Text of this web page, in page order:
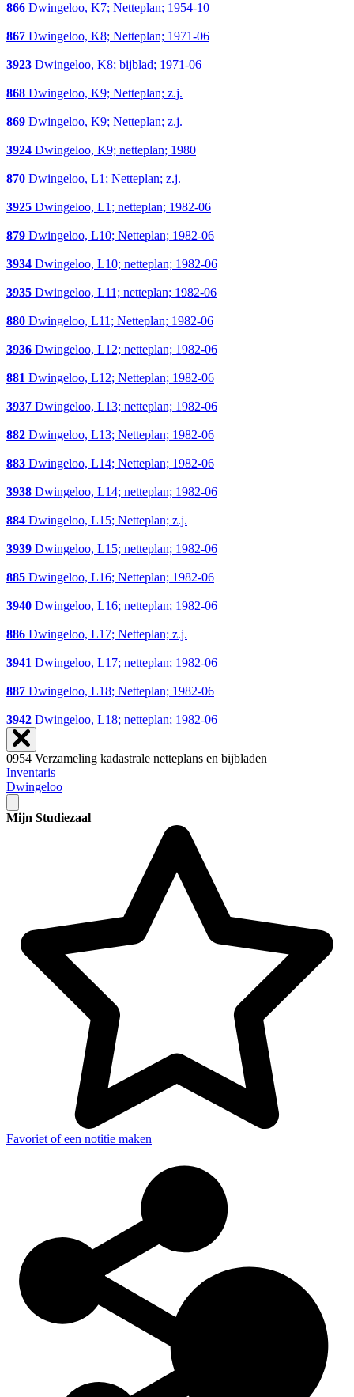
866 Dwingeloo, K7; Netteplan; 1954-10
867 Dwingeloo, K8; Netteplan; 1971-06
3923 Dwingeloo, K8; bijblad; 1971-06
868 Dwingeloo, K9; Netteplan; z.j.
869 Dwingeloo, K9; Netteplan; z.j.
3924 Dwingeloo, K9; netteplan; 1980
870 Dwingeloo, L1; Netteplan; z.j.
3925 Dwingeloo, L1; netteplan; 1982-06
879 Dwingeloo, L10; Netteplan; 1982-06
3934 Dwingeloo, L10; netteplan; 1982-06
3935 Dwingeloo, L11; netteplan; 1982-06
880 Dwingeloo, L11; Netteplan; 1982-06
3936 Dwingeloo, L12; netteplan; 1982-06
881 Dwingeloo, L12; Netteplan; 1982-06
3937 Dwingeloo, L13; netteplan; 1982-06
882 Dwingeloo, L13; Netteplan; 1982-06
883 Dwingeloo, L14; Netteplan; 1982-06
3938 Dwingeloo, L14; netteplan; 1982-06
884 Dwingeloo, L15; Netteplan; z.j.
3939 Dwingeloo, L15; netteplan; 1982-06
885 Dwingeloo, L16; Netteplan; 1982-06
3940 Dwingeloo, L16; netteplan; 1982-06
886 Dwingeloo, L17; Netteplan; z.j.
3941 Dwingeloo, L17; netteplan; 1982-06
887 Dwingeloo, L18; Netteplan; 1982-06
3942 Dwingeloo, L18; netteplan; 1982-06
0954 Verzameling kadastrale netteplans en bijbladen
Inventaris
Dwingeloo
Mijn Studiezaal
Favoriet of een notitie maken